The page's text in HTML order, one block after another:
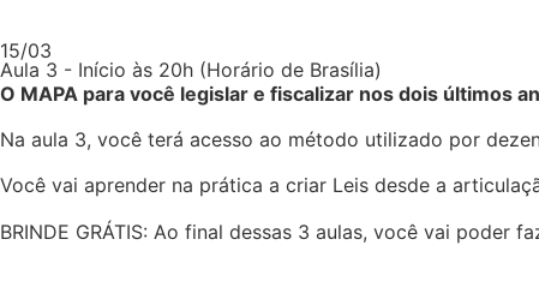
15/03
Aula 3 - Início às 20h (Horário de Brasília)
O MAPA para você legislar e fiscalizar nos dois últimos
Na aula 3, você terá acesso ao método utilizado por
Você vai aprender na prática a criar Leis desde a
BRINDE GRÁTIS: Ao final dessas 3 aulas, você vai